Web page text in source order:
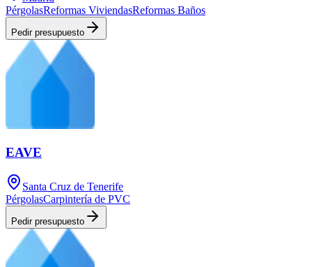
PérgolasReformas ViviendasReformas Baños
Pedir presupuesto
EAVE
Santa Cruz de Tenerife
PérgolasCarpintería de PVC
Pedir presupuesto